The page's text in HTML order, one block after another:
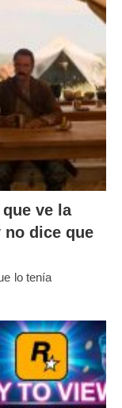
ve la
no dice que
lo tenía